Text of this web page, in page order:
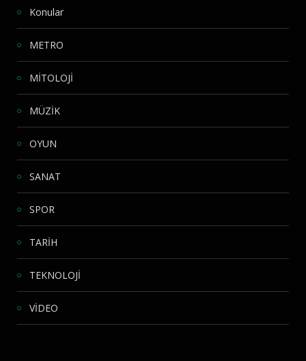
Konular
METRO
MİTOLOJİ
MÜZİK
OYUN
SANAT
SPOR
TARİH
TEKNOLOJİ
VİDEO